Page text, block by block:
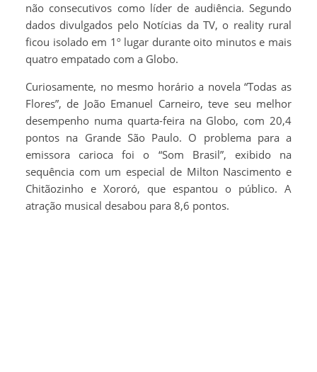
não consecutivos como líder de audiência. Segundo
dados divulgados pelo Notícias da TV, o reality rural
ficou isolado em 1º lugar durante oito minutos e mais
quatro empatado com a Globo.
Curiosamente, no mesmo horário a novela “Todas as
Flores”, de João Emanuel Carneiro, teve seu melhor
desempenho numa quarta-feira na Globo, com 20,4
pontos na Grande São Paulo. O problema para a
emissora carioca foi o “Som Brasil”, exibido na
sequência com um especial de Milton Nascimento e
Chitãozinho e Xororó, que espantou o público. A
atração musical desabou para 8,6 pontos.